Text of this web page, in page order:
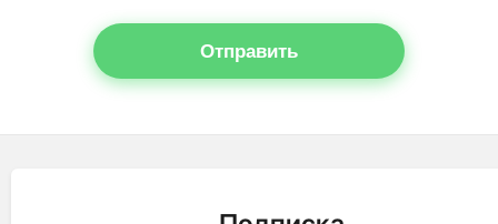
Отправить